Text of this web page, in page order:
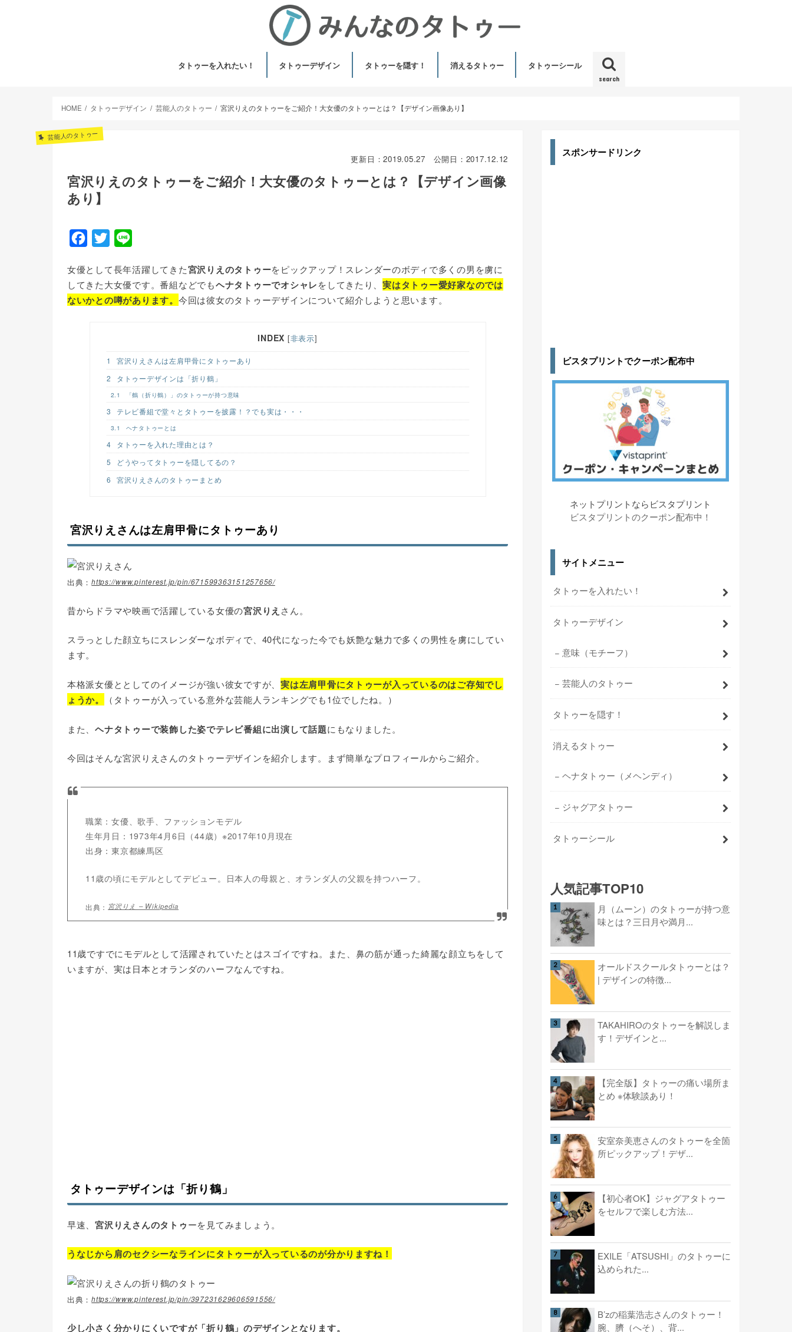
search
タトゥーを入れたい！ タトゥーデザイン タトゥーを隠す！ 消えるタトゥー タトゥーシール
HOME タトゥーデザイン 芸能人のタトゥー 宮沢りえのタトゥーをご紹介！大女優のタトゥーとは？【デザイン画像あり】
芸能人のタトゥー
更新日：2019.05.27 公開日： 2017.12.12
宮沢りえのタトゥーをご紹介！大女優のタトゥーとは？【デザイン画像
あり】
c
e
b
i
t
t
n
e
女優として長年活躍してきた宮沢りえのタトゥーをピックアップ！スレンダーのボディで多くの男を虜に
してきた大女優です。番組などでもヘナタトゥーでオシャレをしてきたり、実はタトゥー愛好家なのでは
ないかとの噂があります。 今回は彼女のタトゥーデザインについて紹介しようと思います。
INDEX [非表示]
1
宮沢りえさんは左肩甲骨にタトゥーあり
2
タトゥーデザインは「折り鶴」
2.1 「鶴（折り鶴）」のタトゥーが持つ意味
3 テレビ番組で堂々とタトゥーを披露！？でも実は・・・
3.1 ヘナタトゥーとは
4
タトゥーを入れた理由とは？
5
どうやってタトゥーを隠してるの？
6
宮沢りえさんのタトゥーまとめ
宮沢りえさんは左肩甲骨にタトゥーあり
https://www.pinterest.jp/pin/671599363151257656/
昔からドラマや映画で活躍している女優の宮沢りえ さん。
スラっとした顔立ちにスレンダーなボディで、40代になった今でも妖艶な魅力で多くの男性を虜にしてい
ます。
本格派女優ととしてのイメージが強い彼女ですが、実は左肩甲骨にタトゥーが入っているのはご存知でし
ょうか。
（タトゥーが入っている意外な芸能人ランキングでも1位でしたね。）
また、ヘナタトゥーで装飾した姿でテレビ番組に出演して話題にもなりました。
今回はそんな宮沢りえさんのタトゥーデザインを紹介します。まず簡単なプロフィールからご紹介。
職業：女優、歌手、ファッションモデル
生年月日：1973年4月6日（44歳）※2017年10月現在
出身：東京都練馬区
11歳の頃にモデルとしてデビュー。日本人の母親と、オランダ人の父親を持つハーフ。
宮沢りえ – Wikipedia
11歳ですでにモデルとして活躍されていたとはスゴイですね。また、鼻の筋が通った綺麗な顔立ちをして
いますが、実は日本とオランダのハーフなんですね。
タトゥーデザインは「折り鶴」
早速、宮沢りえさんのタトゥーを見てみましょう。
うなじから肩のセクシーなラインにタトゥーが入っているのが分かりますね！
https://www.pinterest.jp/pin/397231629606591556/
少し小さく分かりにくいですが「折り鶴」のデザインとなります。
スポンサードリンク
ビスタプリントでクーポン配布中
ネットプリントならビスタプリント
ビスタプリントのクーポン配布中！
サイトメニュー
タトゥーを入れたい！
タトゥーデザイン
意味（モチーフ）
芸能人のタトゥー
タトゥーを隠す！
消えるタトゥー
ヘナタトゥー（メヘンディ）
ジャグアタトゥー
タトゥーシール
人気記事TOP10
月（ムーン）のタトゥーが持つ意
味とは？三日月や満月...
オールドスクールタトゥーとは？
| デザインの特徴...
TAKAHIROのタトゥーを解説しま
す！デザインと...
【完全版】タトゥーの痛い場所ま
とめ ※体験談あり！
安室奈美恵さんのタトゥーを全箇
所ピックアップ！デザ...
【初心者OK】ジャグアタトゥー
をセルフで楽しむ方法...
EXILE「ATSUSHI」のタトゥーに
込められた...
B’zの稲葉浩志さんのタトゥー！
腕、臍（へそ）、背...